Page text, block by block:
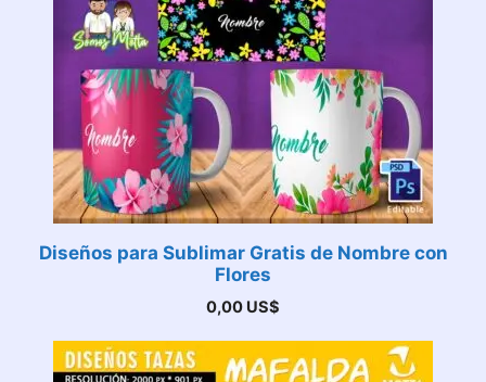
Diseños para Sublimar Gratis de Nombre con
Flores
0,00 US$